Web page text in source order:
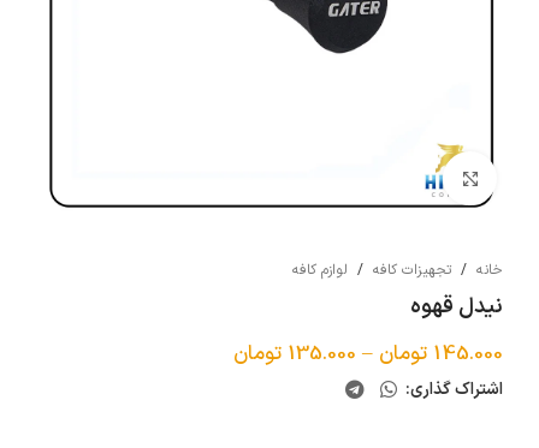
بزرگنمایی تصویر
خانه / تجهیزات کافه / لوازم کافه
نیدل قهوه
145.000 تومان –
135.000 تومان
اشتراک گذاری: